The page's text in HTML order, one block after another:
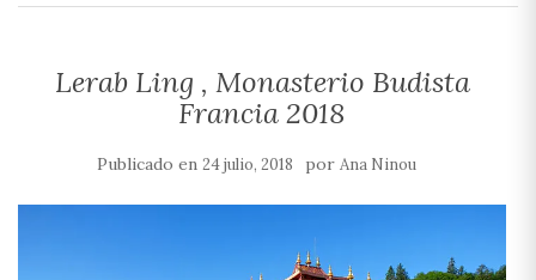
Lerab Ling , Monasterio Budista
Francia 2018
Publicado en 24 julio, 2018 por Ana Ninou